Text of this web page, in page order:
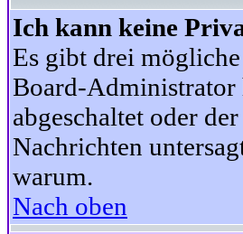
Ich kann keine
Es gibt drei
Board-Administrator
abgeschaltet oder
Nachrichten
warum.
Nach oben